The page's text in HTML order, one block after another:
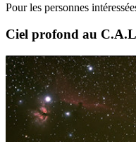
Pour les personnes
Ciel profond au